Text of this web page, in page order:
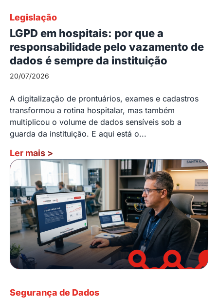
Legislação
LGPD em hospitais: por que a
responsabilidade pelo vazamento de
dados é sempre da instituição
20/07/2026
A digitalização de prontuários, exames e cadastros
transformou a rotina hospitalar, mas também
multiplicou o volume de dados sensíveis sob a
guarda da instituição. E aqui está o...
Ler mais >
Segurança de Dados